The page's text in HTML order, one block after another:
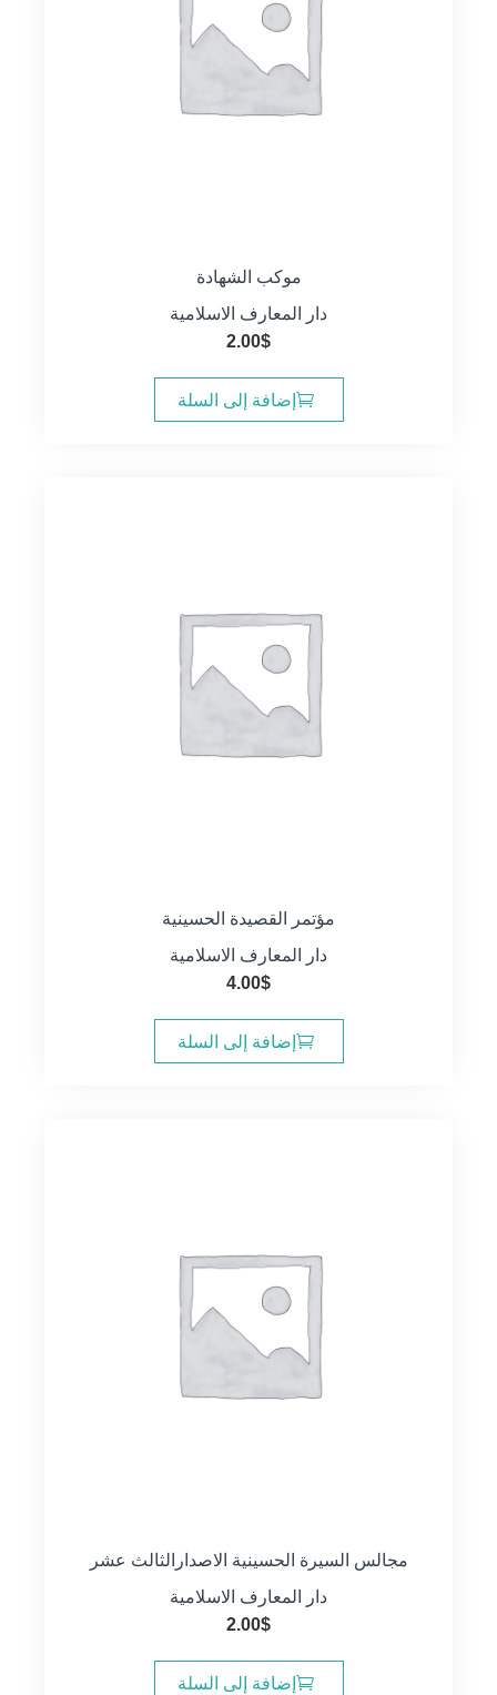
موكب الشهادة
دار المعارف الاسلامية
2.00$
إضافة إلى السلة
مؤتمر القصيدة الحسينية
دار المعارف الاسلامية
4.00$
إضافة إلى السلة
مجالس السيرة الحسينية الاصدارالثالث عشر
دار المعارف الاسلامية
2.00$
إضافة إلى السلة